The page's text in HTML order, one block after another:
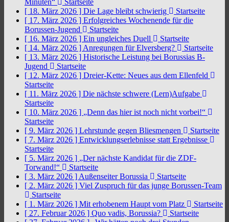
Minuten“
Startseite
[ 18. März 2026 ] Die Lage bleibt schwierig
Startseite
[ 17. März 2026 ] Erfolgreiches Wochenende für die
Borussen-Jugend
Startseite
[ 16. März 2026 ] Ein ungleiches Duell
Startseite
[ 14. März 2026 ] Anregungen für Elversberg?
Startseite
[ 13. März 2026 ] Historische Leistung bei Borussias B-
Jugend
Startseite
[ 12. März 2026 ] Dreier-Kette: Neues aus dem Ellenfeld
Startseite
[ 11. März 2026 ] Die nächste schwere (Lern)Aufgabe
Startseite
[ 10. März 2026 ] „Denn das hier ist noch nicht vorbei!“
Startseite
[ 9. März 2026 ] Lehrstunde gegen Bliesmengen
Startseite
[ 7. März 2026 ] Entwicklungserlebnisse statt Ergebnisse
Startseite
[ 5. März 2026 ] „Der nächste Kandidat für die ZDF-
Torwand!“
Startseite
[ 3. März 2026 ] Außenseiter Borussia
Startseite
[ 2. März 2026 ] Viel Zuspruch für das junge Borussen-Team
Startseite
[ 1. März 2026 ] Mit erhobenem Haupt vom Platz
Startseite
[ 27. Februar 2026 ] Quo vadis, Borussia?
Startseite